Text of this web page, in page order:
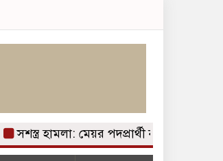
সশস্ত্র হামলা: মেয়র পদপ্রার্থী নাফিজ আহমেদ